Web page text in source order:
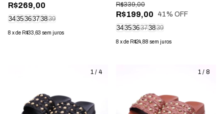
R$269,00
343536373839
8 xde R$33,63 sem juros
R$199,00
R$339,00
41 % OFF
343536373839
8 xde R$24,88 sem juros
1 / 4 1 / 8